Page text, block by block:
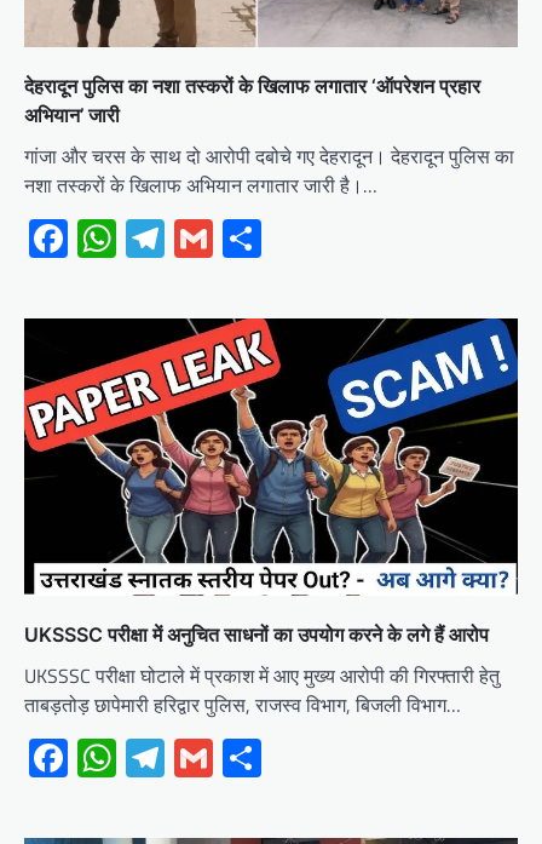
देहरादून पुलिस का नशा तस्करों के खिलाफ लगातार ‘ऑपरेशन प्रहार
अभियान’ जारी
गांजा और चरस के साथ दो आरोपी दबोचे गए देहरादून। देहरादून पुलिस का
नशा तस्करों के खिलाफ अभियान लगातार जारी है।…
Facebook
WhatsApp
Telegram
Gmail
UKSSSC परीक्षा में अनुचित साधनों का उपयोग करने के लगे हैं आरोप
UKSSSC परीक्षा घोटाले में प्रकाश में आए मुख्य आरोपी की गिरफ्तारी हेतु
ताबड़तोड़ छापेमारी हरिद्वार पुलिस, राजस्व विभाग, बिजली विभाग…
Facebook
WhatsApp
Telegram
Gmail